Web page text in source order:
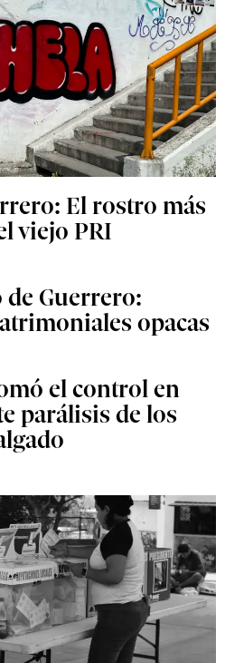
El rostro más
viejo PRI
de Guerrero:
opacas
el control en
parálisis de los